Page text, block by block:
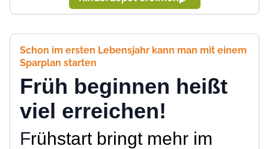
Schon im ersten Lebensjahr kann man mit einem
Sparplan starten
Früh beginnen heißt
viel erreichen!
Frühstart bringt mehr im